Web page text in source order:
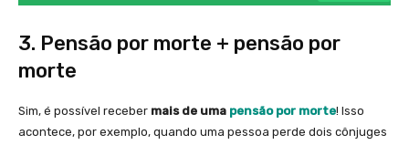
3. Pensão por morte + pensão por
morte
Sim, é possível receber mais de uma pensão por morte! Isso
acontece, por exemplo, quando uma pessoa perde dois cônjuges